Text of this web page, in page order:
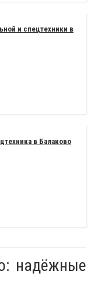
и спецтехники в
в Балаково
надёжные